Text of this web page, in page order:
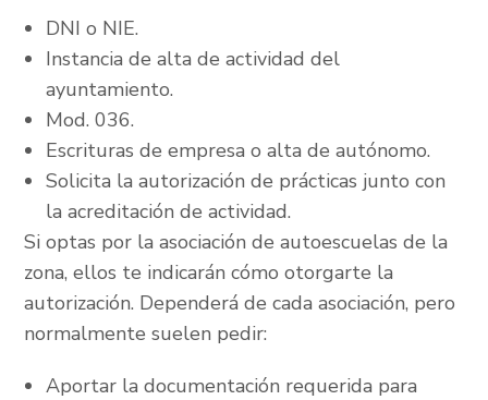
DNI o NIE.
Instancia de alta de actividad del
ayuntamiento.
Mod. 036.
Escrituras de empresa o alta de autónomo.
Solicita la autorización de prácticas junto con
la acreditación de actividad.
Si optas por la asociación de autoescuelas de la
zona, ellos te indicarán cómo otorgarte la
autorización. Dependerá de cada asociación, pero
normalmente suelen pedir:
Aportar la documentación requerida para